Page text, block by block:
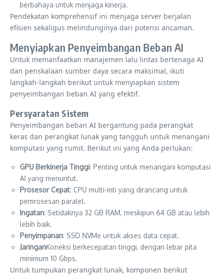
berbahaya untuk menjaga kinerja.
Pendekatan komprehensif ini menjaga server berjalan
efisien sekaligus melindunginya dari potensi ancaman.
Menyiapkan Penyeimbangan Beban AI
Untuk memanfaatkan manajemen lalu lintas bertenaga AI
dan penskalaan sumber daya secara maksimal, ikuti
langkah-langkah berikut untuk menyiapkan sistem
penyeimbangan beban AI yang efektif.
Persyaratan Sistem
Penyeimbangan beban AI bergantung pada perangkat
keras dan perangkat lunak yang tangguh untuk menangani
komputasi yang rumit. Berikut ini yang Anda perlukan:
GPU Berkinerja Tinggi: Penting untuk menangani komputasi
AI yang menuntut.
Prosesor Cepat: CPU multi-inti yang dirancang untuk
pemrosesan paralel.
Ingatan: Setidaknya 32 GB RAM, meskipun 64 GB atau lebih
lebih baik.
Penyimpanan: SSD NVMe untuk akses data cepat.
JaringanKoneksi berkecepatan tinggi, dengan lebar pita
minimum 10 Gbps.
Untuk tumpukan perangkat lunak, komponen berikut